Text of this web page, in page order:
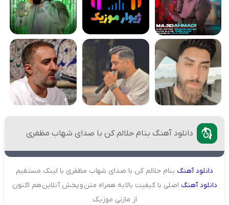
دانلود آهنگ بنام حلالم کن با صدای شهاب مظفری
دانلودآهنگ بنام حلالم کن با صدای شهاب مظفری با لینک مستقیم
دانلودآهنگ اصلی با کیفیت بالا به همراه متن و پخش آنلاین هم اکنون
از مازنی موزیک